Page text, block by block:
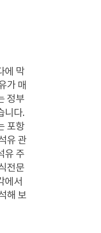
에 막
가 매
정부
니다.
포항
유 관
유 주
전문
에서
해 보